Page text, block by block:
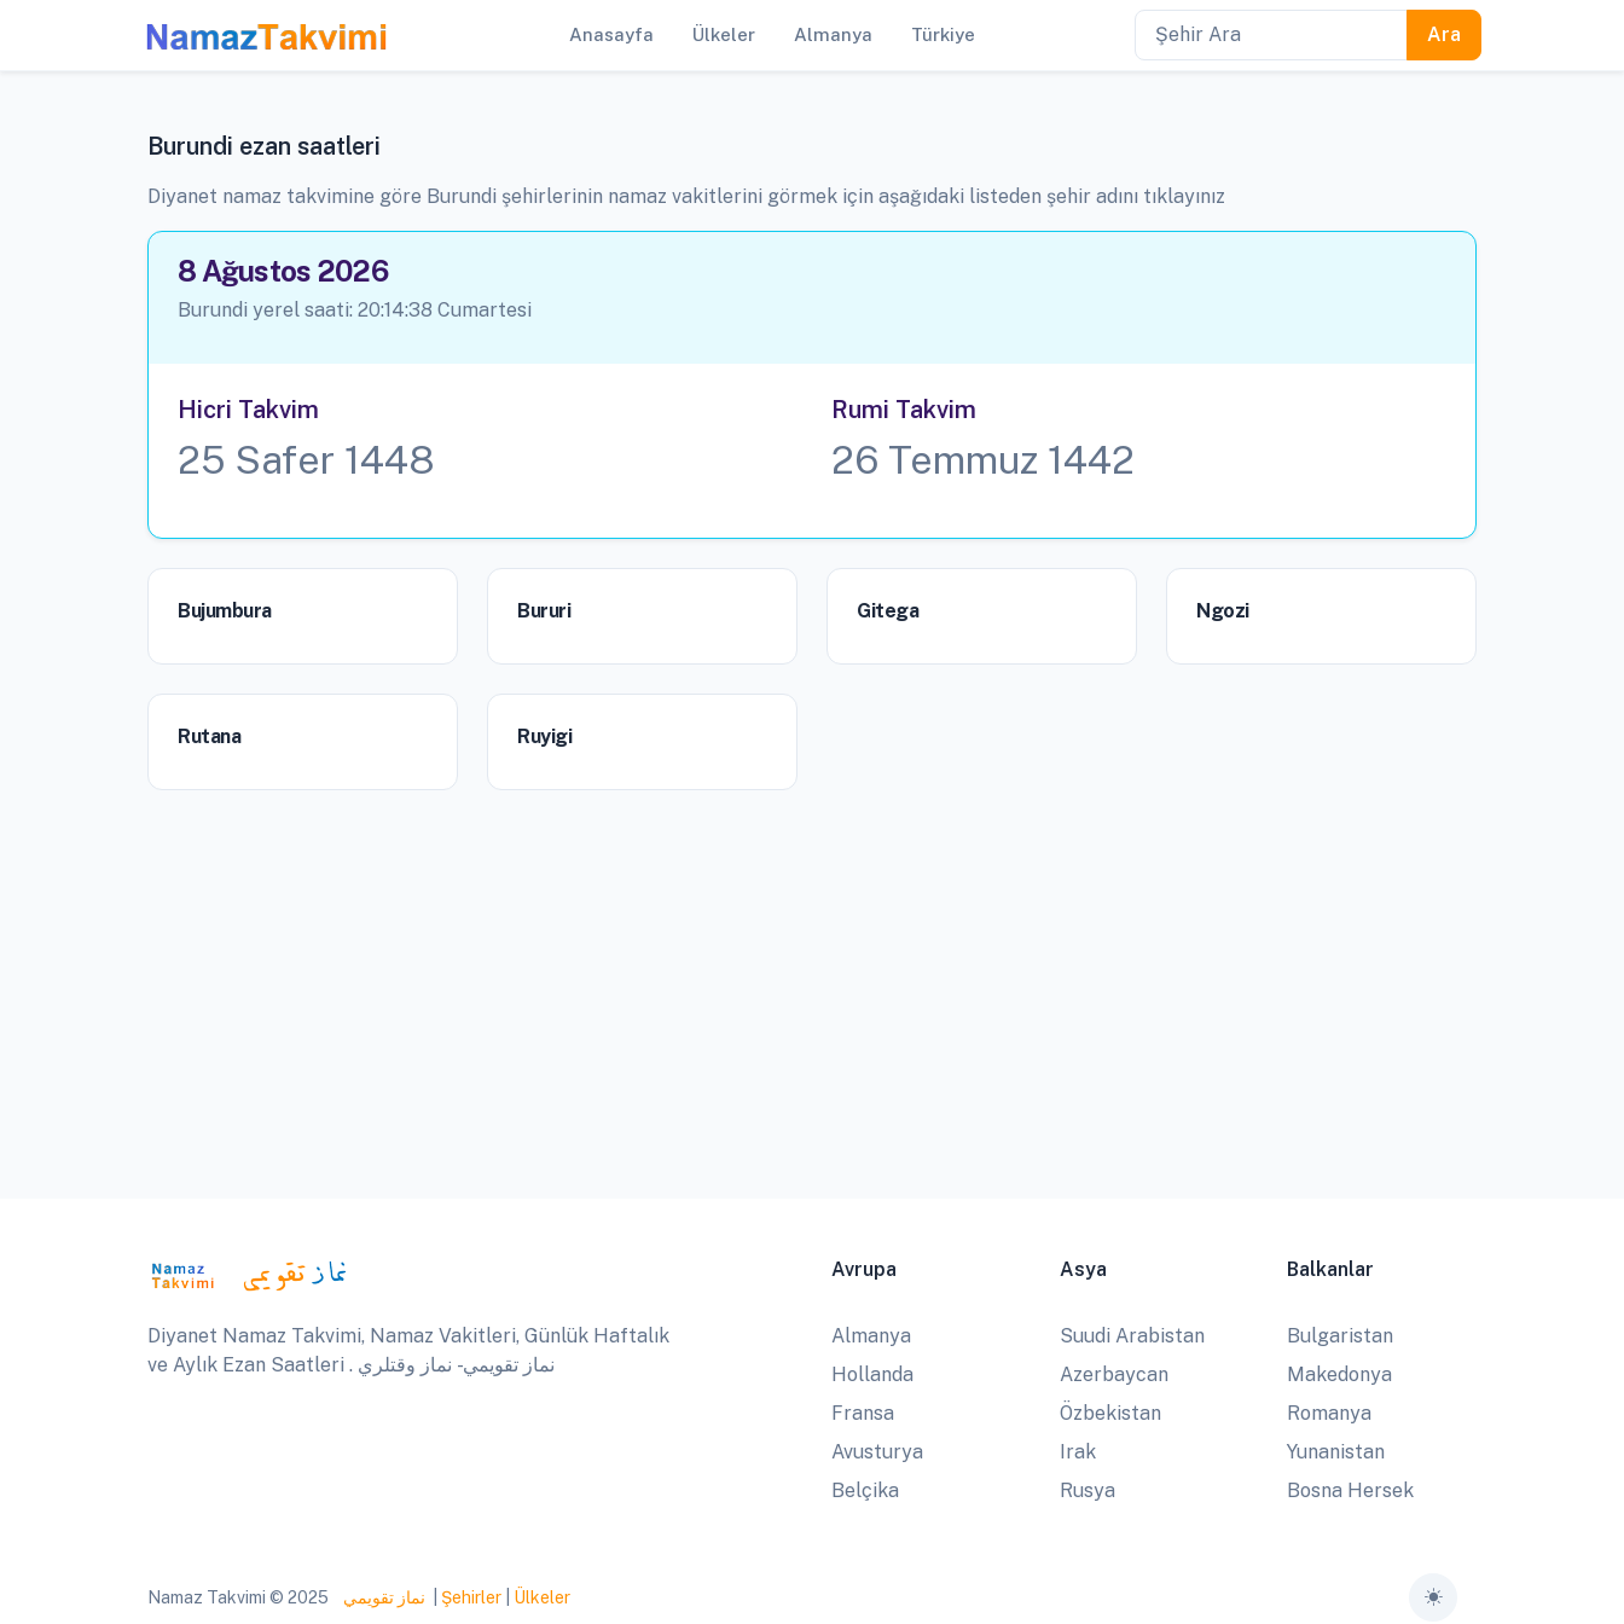
Anasayfa Ülkeler Almanya Türkiye
Burundi ezan saatleri
Diyanet namaz takvimine göre Burundi şehirlerinin namaz vakitlerini görmek için aşağıdaki listeden şehir adını tıklayınız
8 Ağustos 2026
Burundi yerel saati: 20:14:38 Cumartesi
Hicri Takvim
25 Safer 1448
Rumi Takvim
26 Temmuz 1442
Bujumbura Bururi Gitega Ngozi
Rutana Ruyigi
Diyanet Namaz Takvimi, Namaz Vakitleri, Günlük Haftalık
ve Aylık Ezan Saatleri . نماز تقويمي - نماز وقتلري
Avrupa
Almanya
Hollanda
Fransa
Avusturya
Belçika
Asya
Suudi Arabistan
Azerbaycan
Özbekistan
Irak
Rusya
Balkanlar
Bulgaristan
Makedonya
Romanya
Yunanistan
Bosna Hersek
Namaz Takvimi © 2025 نماز تقويمي Şehirler Ülkeler
Toggle theme